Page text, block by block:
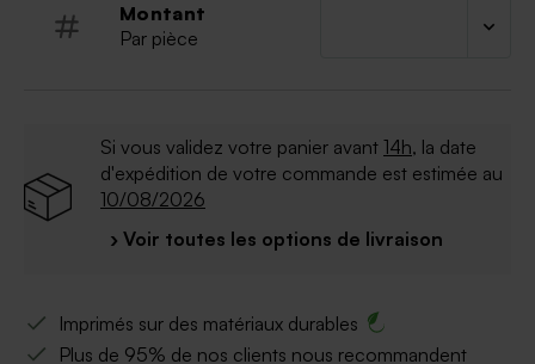
inclus
Montant
Par pièce
Si vous validez votre panier avant 14h, la date
d'expédition de votre commande est estimée au
10/08/2026
› Voir toutes les options de livraison
Imprimés sur des matériaux durables
Plus de 95% de nos clients nous recommandent